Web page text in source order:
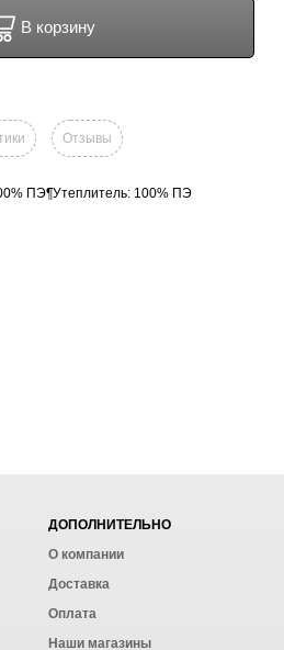
В корзину
Отзывы
ПЭ¶Утеплитель: 100% ПЭ
ДОПОЛНИТЕЛЬНО
О компании
Доставка
Оплата
Наши магазины